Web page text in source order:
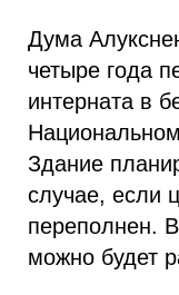
Дума
четыре года
интерната в
Здание
случае, если
переполнен.
можно будет